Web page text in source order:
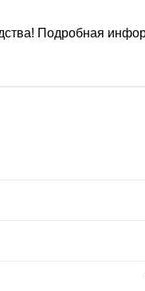
Подробная